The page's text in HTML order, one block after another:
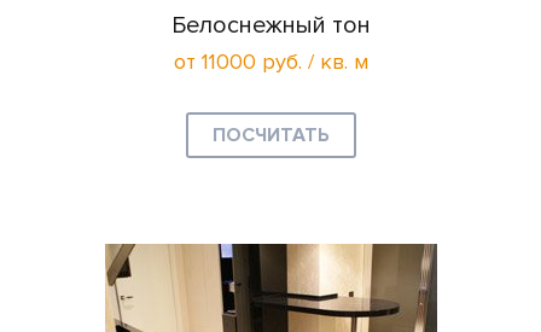
Белоснежный тон
от 11000 руб. / кв. м
ПОСЧИТАТЬ